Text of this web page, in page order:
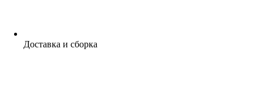
Доставка и сборка